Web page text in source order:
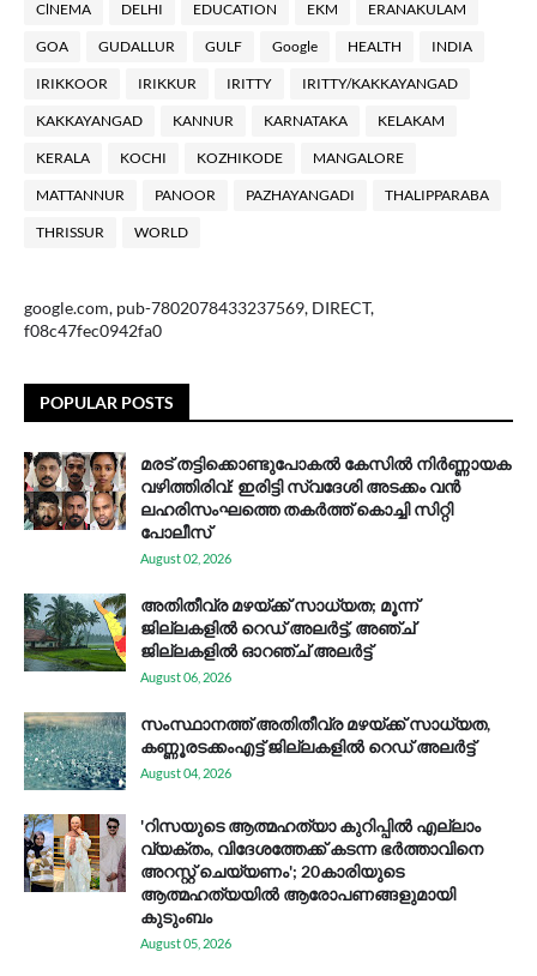
ClNEMA DELHI EDUCATION EKM ERANAKULAM
GOA GUDALLUR GULF Google HEALTH INDIA
IRIKKOOR IRIKKUR IRITTY IRITTY/KAKKAYANGAD
KAKKAYANGAD KANNUR KARNATAKA KELAKAM
KERALA KOCHI KOZHIKODE MANGALORE
MATTANNUR PANOOR PAZHAYANGADI THALIPPARABA
THRISSUR WORLD
google.com, pub-7802078433237569, DIRECT,
f08c47fec0942fa0
POPULAR POSTS
മരട് തട്ടിക്കൊണ്ടുപോകൽ കേസിൽ നിർണ്ണായക
വഴിത്തിരിവ്: ഇരിട്ടി സ്വദേശി അടക്കം വൻ
ലഹരിസംഘത്തെ തകർത്ത് കൊച്ചി സിറ്റി
പോലീസ്
August 02, 2026
അതിതീവ്ര മഴയ്ക്ക് സാധ്യത; മൂന്ന്
ജില്ലകളിൽ റെഡ് അലർട്ട്, അഞ്ച്
ജില്ലകളിൽ ഓറഞ്ച് അലർട്ട്
August 06, 2026
സം​സ്ഥാ​ന​ത്ത് അ​തി​തീ​വ്ര മ​ഴ​യ്ക്ക് സാ​ധ്യ​ത,
കണ്ണൂരടക്കംഎ​ട്ട് ജി​ല്ല​ക​ളി​ൽ റെ​ഡ് അ​ലർ​ട്ട്
August 04, 2026
'റിസയുടെ ആത്മഹത്യാ കുറിപ്പിൽ എല്ലാം
വ്യക്തം, വിദേശത്തേക്ക് കടന്ന ഭർത്താവിനെ
അറസ്റ്റ് ചെയ്യണം'; 20കാരിയുടെ
ആത്മഹത്യയിൽ ആരോപണങ്ങളുമായി
കുടുംബം
August 05, 2026